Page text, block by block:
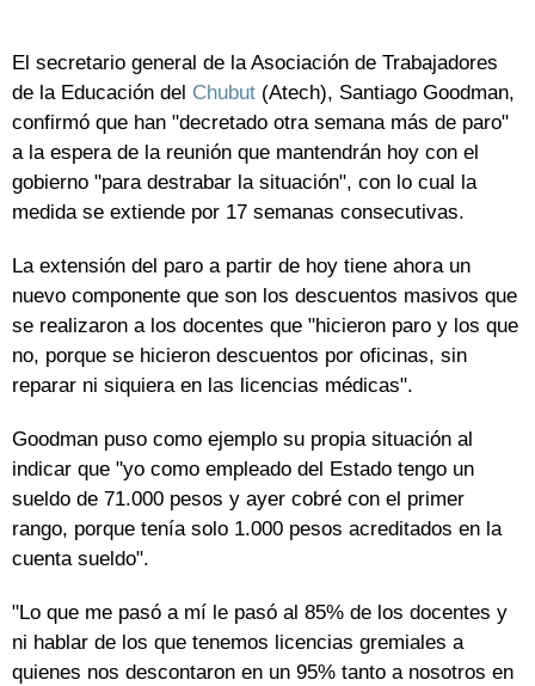
El secretario general de la Asociación de Trabajadores
de la Educación del Chubut (Atech), Santiago Goodman,
confirmó que han "decretado otra semana más de paro"
a la espera de la reunión que mantendrán hoy con el
gobierno "para destrabar la situación", con lo cual la
medida se extiende por 17 semanas consecutivas.
La extensión del paro a partir de hoy tiene ahora un
nuevo componente que son los descuentos masivos que
se realizaron a los docentes que "hicieron paro y los que
no, porque se hicieron descuentos por oficinas, sin
reparar ni siquiera en las licencias médicas".
Goodman puso como ejemplo su propia situación al
indicar que "yo como empleado del Estado tengo un
sueldo de 71.000 pesos y ayer cobré con el primer
rango, porque tenía solo 1.000 pesos acreditados en la
cuenta sueldo".
"Lo que me pasó a mí le pasó al 85% de los docentes y
ni hablar de los que tenemos licencias gremiales a
quienes nos descontaron en un 95% tanto a nosotros en